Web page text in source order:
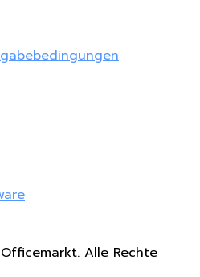
Alle Rechte